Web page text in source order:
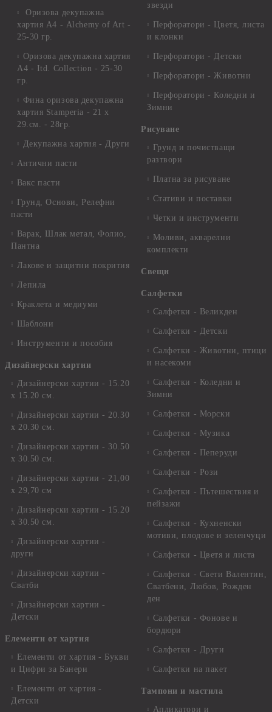
Оризова декупажна
хартия А4 - Alchemy of Art -
25-30 гр.
Оризова декупажна хартия
А4 - Itd. Collection - 25-30
гр.
Фина оризова декупажна
хартия Stamperia - 21 х
29.см. - 28гр.
Декупажна хартия - Други
Антични пасти
Вакс пасти
Грунд, Основи, Релефни
пасти
Варак, Шлак метал, Фолио,
Пантна
Лакове и защитни покрития
Лепила
Краклета и медиуми
Шаблони
Инструменти и пособия
Дизайнерски хартии
Дизайнерски хартии - 15.20
х 15.20 см.
Дизайнерски хартии - 20.30
х 20.30 см.
Дизайнерски хартии - 30.50
х 30.50 см.
Дизайнерски хартии - 21,00
х 29,70 см
Дизайнерски хартии - 15.20
x 30.50 см.
Дизайнерски хартии -
други
Дизайнерски хартии -
Сватби
Дизайнерски хартии -
Детски
Елементи от хартия
Елементи от хартия - Букви
и Цифри за Банери
Елементи от хартия -
Детски
звезди
Перфоратори - Цветя, листа
и клонки
Перфоратори - Детски
Перфоратори - Животни
Перфоратори - Коледни и
Зимни
Рисуване
Грунд и почистващи
разтвори
Платна за рисуване
Стативи и поставки
Четки и инструменти
Моливи, акварелни
комплекти
Свещи
Салфетки
Салфетки - Великден
Салфетки - Детски
Салфетки - Животни, птици
и насекоми
Салфетки - Коледни и
Зимни
Салфетки - Морски
Салфетки - Музика
Салфетки - Пеперуди
Салфетки - Рози
Салфетки - Пътешествия и
пейзажи
Салфетки - Кухненски
мотиви, плодове и зеленчуци
Салфетки - Цветя и листа
Салфетки - Свети Валентин,
Сватбени, Любов, Рожден
ден
Салфетки - Фонове и
бордюри
Салфетки - Други
Салфетки на пакет
Тампони и мастила
Апликатори и